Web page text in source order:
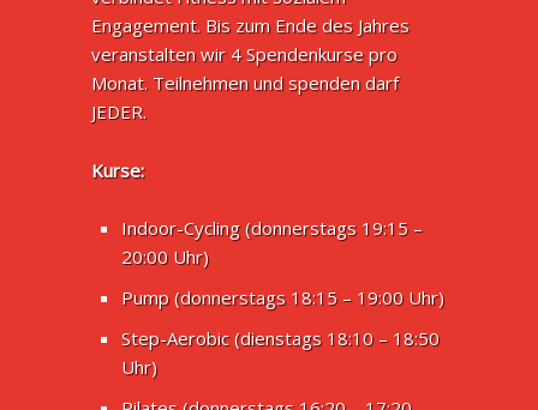
Engagement. Bis zum Ende des Jahres
veranstalten wir 4 Spendenkurse pro
Monat. Teilnehmen und spenden darf
JEDER.
Kurse:
Indoor-Cycling (donnerstags 19:15 –
20:00 Uhr)
Pump (donnerstags 18:15 – 19:00 Uhr)
Step-Aerobic (dienstags 18:10 – 18:50
Uhr)